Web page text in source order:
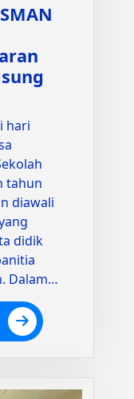
hari
tahun
diawali
didik
Dalam…